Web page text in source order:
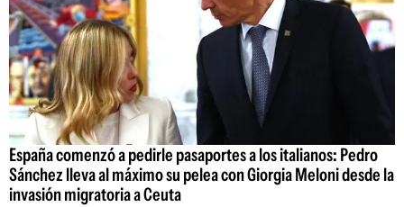
España comenzó a pedirle pasaportes a los italianos: Pedro
Sánchez lleva al máximo su pelea con Giorgia Meloni desde la
invasión migratoria a Ceuta